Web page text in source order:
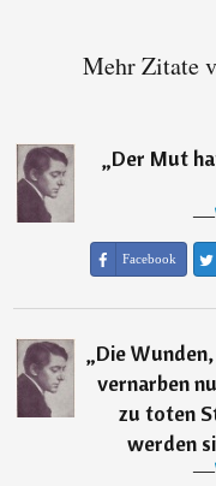
Mehr Zitate
„Der Mut
―
Facebook
„Die
vernarben
zu toten
werden
―